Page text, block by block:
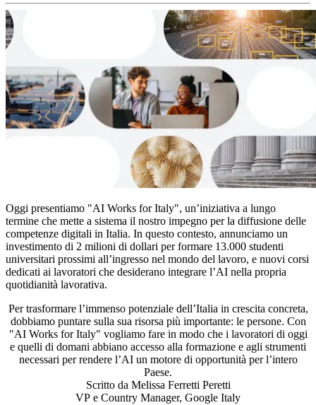
Oggi presentiamo "AI Works for Italy", un’iniziativa a lungo
termine che mette a sistema il nostro impegno per la diffusione delle
competenze digitali in Italia. In questo contesto, annunciamo un
investimento di 2 milioni di dollari per formare 13.000 studenti
universitari prossimi all’ingresso nel mondo del lavoro, e nuovi corsi
dedicati ai lavoratori che desiderano integrare l’AI nella propria
quotidianità lavorativa.
Per trasformare l’immenso potenziale dell’Italia in crescita concreta,
dobbiamo puntare sulla sua risorsa più importante: le persone. Con
"AI Works for Italy" vogliamo fare in modo che i lavoratori di oggi
e quelli di domani abbiano accesso alla formazione e agli strumenti
necessari per rendere l’AI un motore di opportunità per l’intero
Paese.
Scritto da Melissa Ferretti Peretti
VP e Country Manager, Google Italy